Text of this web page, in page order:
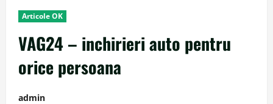
Articole OK
VAG24 – inchirieri auto pentru
orice persoana
admin